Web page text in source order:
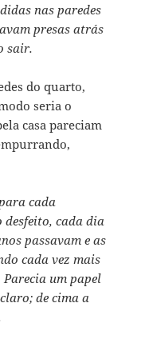
nas paredes
presas atrás
sair.
do quarto,
seria o
casa pareciam
cada
cada dia
passavam e as
cada vez mais
Parecia um papel
de cima a